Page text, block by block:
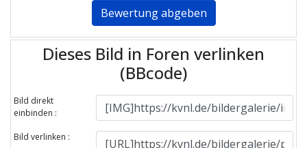
Dieses Bild in Foren verlinken
(BBcode)
Bild direkt
einbinden :
Bild verlinken :